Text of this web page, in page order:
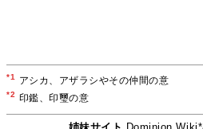
*1 アシカ、アザラシやその仲間の意
*2 印鑑、印璽の意